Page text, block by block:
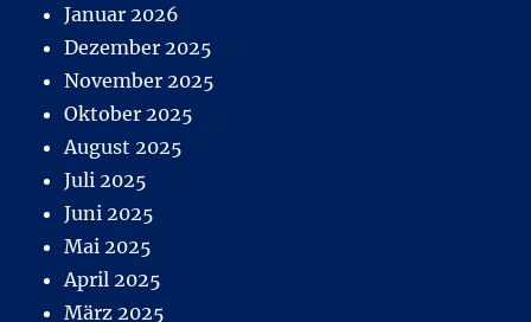
Januar 2026
Dezember 2025
November 2025
Oktober 2025
August 2025
Juli 2025
Juni 2025
Mai 2025
April 2025
März 2025